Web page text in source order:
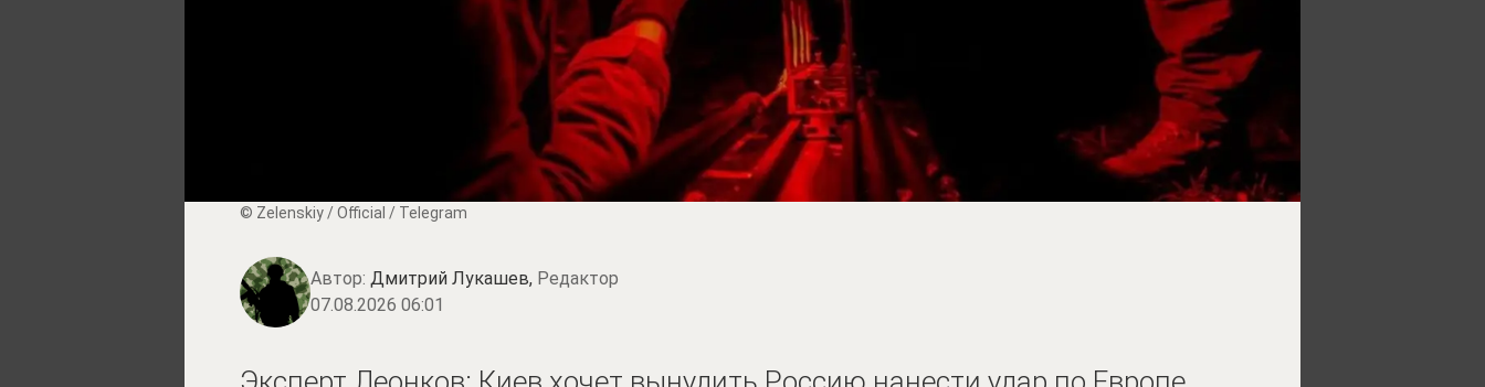
© Zеlеnskiу / Оfficiаl / Telegram
Автор: Дмитрий Лукашев, Редактор
07.08.2026 06:01